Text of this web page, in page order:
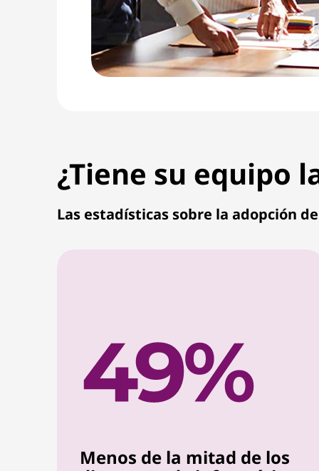
¿Tiene su equipo
Las estadísticas sobre la adopción
Menos de la mitad de los